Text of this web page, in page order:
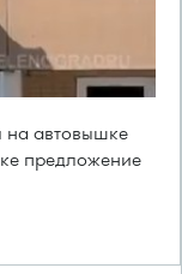
автовышке
предложение